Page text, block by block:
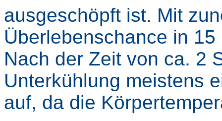
ausgeschöpft ist. Mit
Überlebenschance in
Nach der Zeit von ca. 2
Unterkühlung meistens
auf, da die